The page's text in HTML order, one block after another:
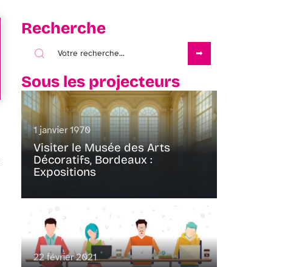
Recherche
Sous les projecteurs
1 janvier 1970
Visiter le Musée des Arts
Décoratifs, Bordeaux :
Expositions
22 février 2021